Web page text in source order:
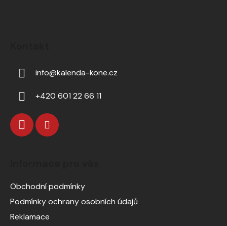
info@kalenda-kone.cz
+420 601 22 66 11
Obchodní podmínky
Podmínky ochrany osobních údajů
Reklamace